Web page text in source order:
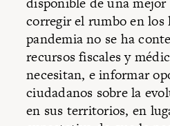
corregir el rumbo en los
pandemia no se ha
recursos fiscales y
necesitan, e informar
ciudadanos sobre la
en sus territorios, en